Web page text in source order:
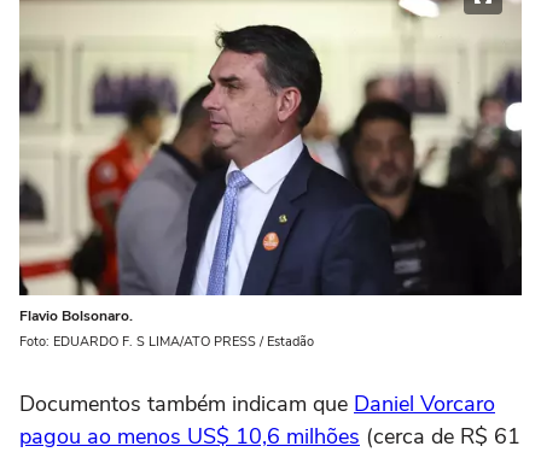
Flavio Bolsonaro.
Foto: EDUARDO F. S LIMA/ATO PRESS / Estadão
Documentos também indicam que Daniel Vorcaro
pagou ao menos US$ 10,6 milhões (cerca de R$ 61